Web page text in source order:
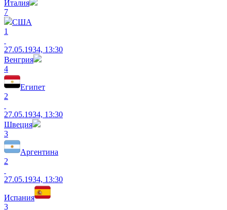
Италия
7
США
1
27.05.1934, 13:30
Венгрия
4
Египет
2
27.05.1934, 13:30
Швеция
3
Аргентина
2
27.05.1934, 13:30
Испания
3